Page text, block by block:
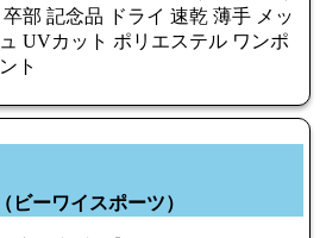
卒部 記念品 ドライ 速乾 薄手 メッ
UVカット ポリエステル ワンポ
ト
ビーワイスポーツ）